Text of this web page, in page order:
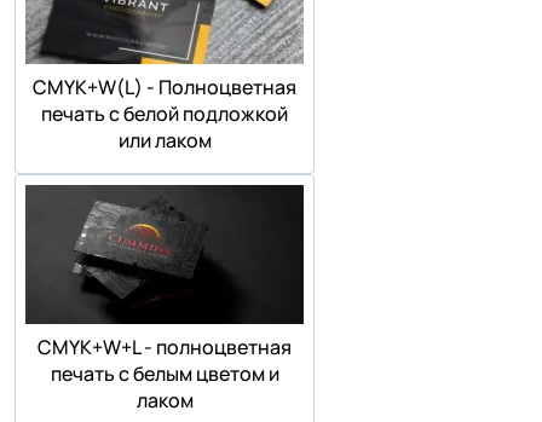
СMYK+W(L) - Полноцветная
печать с белой подложкой
или лаком
СMYK+W+L - полноцветная
печать с белым цветом и
лаком